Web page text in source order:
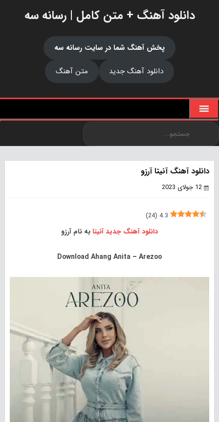
دانلود آهنگ + متن کامل | رسانه سه
پخش آهنگ شما در سایت رسانه سه
دانلود آهنگ جدید
متن آهنگ
دانلود آهنگ آنیتا آرزو
12 جولای 2023
4.3
(
24
)
دانلود آهنگ جدیدآنیتا به نام آرزو
Download Ahang Anita – Arezoo